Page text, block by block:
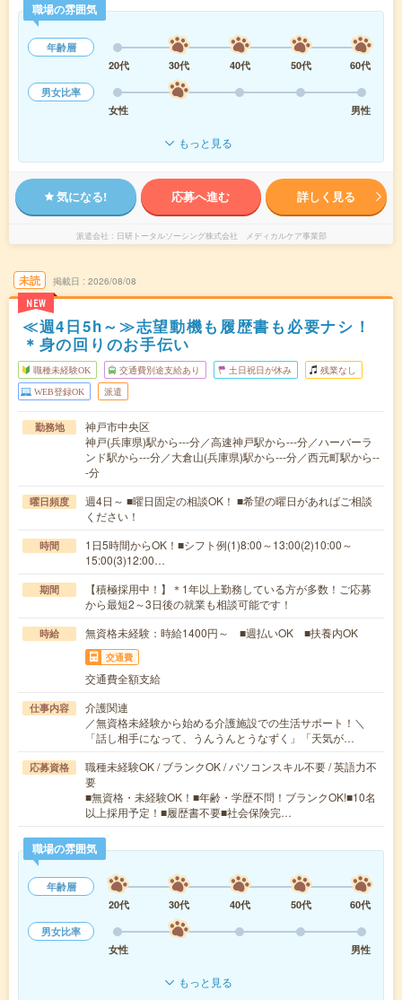
職場の雰囲気
年齢層
20代
30代 40代 50代
60代
男女比率
女性
男性
もっと見る
気になる! 応募へ進む 詳しく見る
派遣会社 日研トータルソーシング株式会社 メディカルケア事業部
未読
NEW
掲載日 2026/08/08
≪週4日5h～≫志望動機も履歴書も必要ナシ！
＊身の回りのお手伝い
職種未経験OK 交通費別途支給あり 土日祝日が休み 残業なし
WEB登録OK 派遣
勤務地
神戸市中央区
神戸(兵庫県)駅から---分／高速神戸駅から---分／ハーバーラ
ンド駅から---分／大倉山(兵庫県)駅から---分／西元町駅から--
-分
曜日頻度
週4日～ ■曜日固定の相談OK！ ■希望の曜日があればご相談
ください！
時間
1日5時間からOK！■シフト例(1)8:00～13:00(2)10:00～
15:00(3)12:00…
期間
【積極採用中！】＊1年以上勤務している方が多数！ご応募
から最短2～3日後の就業も相談可能です！
時給 無資格未経験：時給1400円～ ■週払いOK ■扶養内OK
交通費
交通費全額支給
仕事内容
介護関連
／無資格未経験から始める介護施設での生活サポート！＼
「話し相手になって、うんうんとうなずく」「天気が…
応募資格
職種未経験OK / ブランクOK / パソコンスキル不要 / 英語力不
要
■無資格・未経験OK！■年齢・学歴不問！ブランクOK!■10名
以上採用予定！■履歴書不要■社会保険完…
職場の雰囲気
年齢層
20代
30代 40代 50代
60代
男女比率
女性
男性
もっと見る